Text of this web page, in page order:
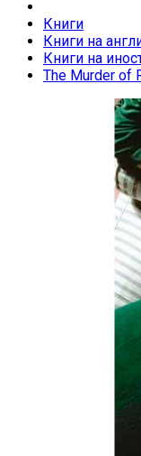
Книги
Книги на
Книги на
The Murder of